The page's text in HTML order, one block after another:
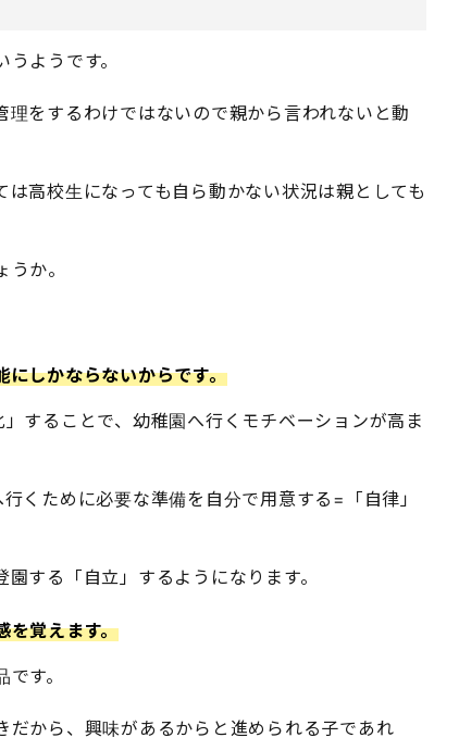
ようです。
をするわけではないので親から言われないと動
高校生になっても自ら動かない状況は親としても
か。
にしかならないからです。
することで、幼稚園へ行くモチベーションが高ま
くために必要な準備を自分で用意する=「自律」
する「自立」するようになります。
を覚えます。
す。
から、興味があるからと進められる子であれ